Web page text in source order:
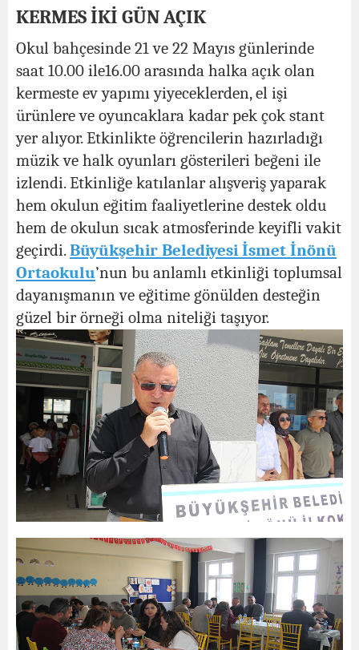
KERMES İKİ GÜN AÇIK
Okul bahçesinde 21 ve 22 Mayıs günlerinde
saat 10.00 ile16.00 arasında halka açık olan
kermeste ev yapımı yiyeceklerden, el işi
ürünlere ve oyuncaklara kadar pek çok stant
yer alıyor. Etkinlikte öğrencilerin hazırladığı
müzik ve halk oyunları gösterileri beğeni ile
izlendi. Etkinliğe katılanlar alışveriş yaparak
hem okulun eğitim faaliyetlerine destek oldu
hem de okulun sıcak atmosferinde keyifli vakit
geçirdi.Büyükşehir Belediyesi İsmet İnönü
Ortaokulu’nun bu anlamlı etkinliği toplumsal
dayanışmanın ve eğitime gönülden desteğin
güzel bir örneği olma niteliği taşıyor.